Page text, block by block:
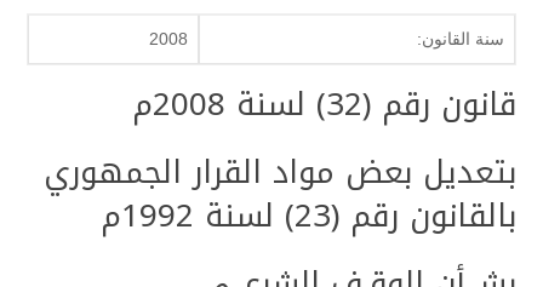
سنة القانون: 2008
قانون رقم (32) لسنة 2008م
بتعديل بعض مواد القرار الجمهوري
بالقانون رقم (23) لسنة 1992م